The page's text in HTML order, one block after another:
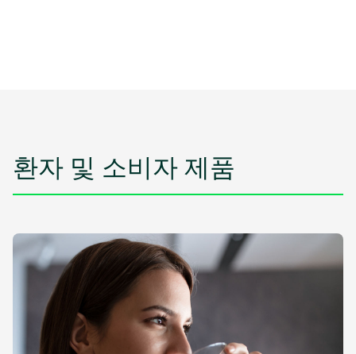
환자 및 소비자 제품